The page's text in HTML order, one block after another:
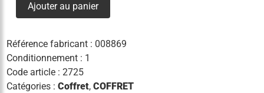
ld
1c/c
Ajouter au panier
Référence fabricant : 008869
Conditionnement : 1
Code article :2725
Catégories :Coffret,COFFRET